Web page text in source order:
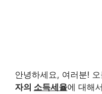
안녕하세요, 여러분! 오
자의 소득세율에 대해